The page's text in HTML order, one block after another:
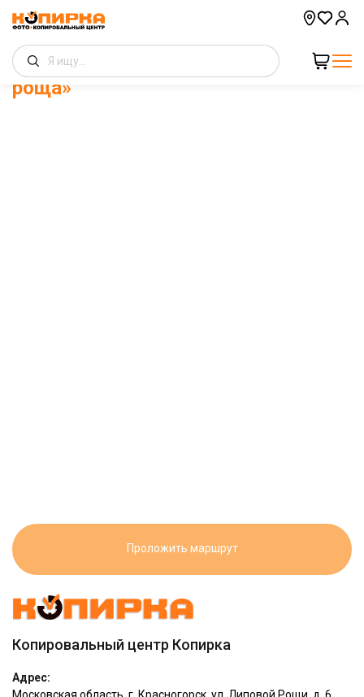
Копировальный центр «Липовая
роща»
Проложить маршрут
Копировальный центр Копирка
Адрес: